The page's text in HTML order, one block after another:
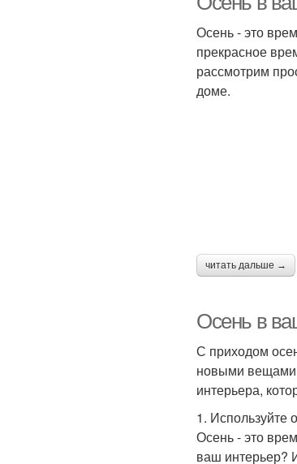
Осень - это
прекрасное
рассмотрим
доме.
читать дальше →
Осень в
С приходом
новыми вещами
интерьера,
1. Используйте
Осень - это
ваш интерьер?